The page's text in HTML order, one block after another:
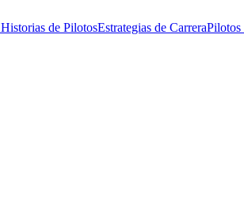
Historias de PilotosEstrategias de CarreraPilotos